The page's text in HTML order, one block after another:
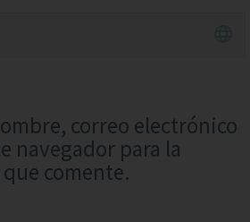
correo electrónico
navegador para la
comente.